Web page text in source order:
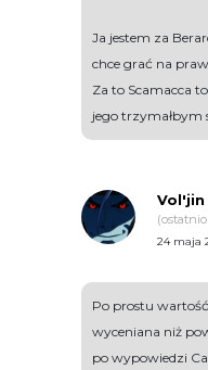
Ja jestem za
chce grać na
Za to Scamacca
jego trzymałbym
Vol'jin
24 maja
Po prostu
wyceniana niż
po wypowiedzi